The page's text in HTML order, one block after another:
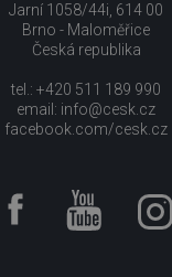
Jarní 1058/44i, 614 00
Brno - Maloměřice
Česká republika
tel.: +420 511 189 990
email: info@cesk.cz
facebook.com/cesk.cz